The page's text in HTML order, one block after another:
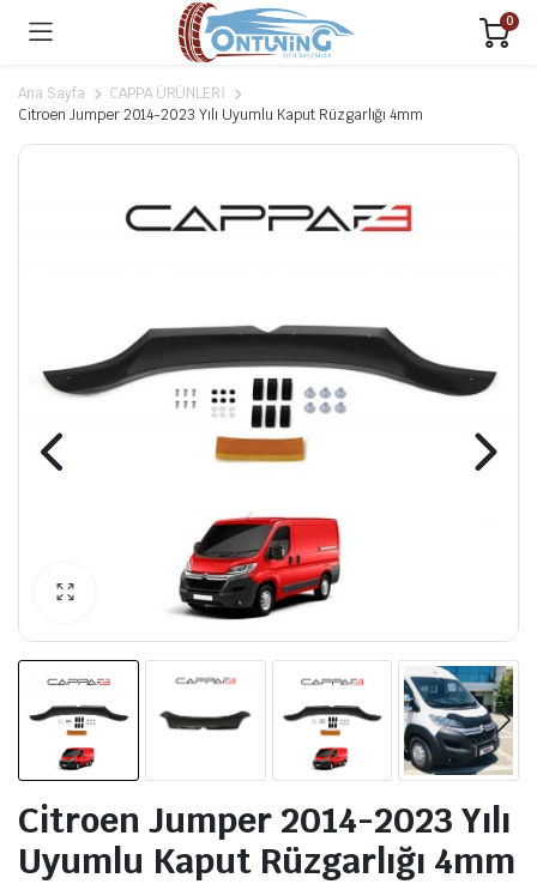
0
Ana Sayfa
CAPPA ÜRÜNLERİ
Citroen Jumper 2014-2023 Yılı Uyumlu Kaput Rüzgarlığı 4mm
Citroen Jumper 2014-2023 Yılı
Uyumlu Kaput Rüzgarlığı 4mm